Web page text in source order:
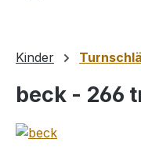
Kinder
beck - 266